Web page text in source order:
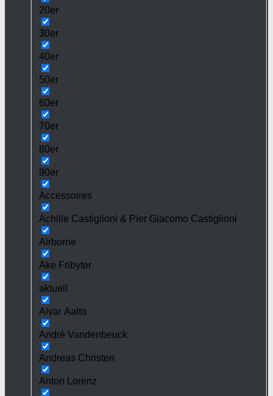
20er
30er
40er
50er
60er
70er
80er
90er
Accessoires
Achille Castiglioni & Pier Giacomo Castiglioni
Airborne
Ake Fribyter
aktuell
Alvar Aalto
André Vandenbeuck
Andreas Christen
Anton Lorenz